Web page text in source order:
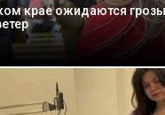
крае ожидаются